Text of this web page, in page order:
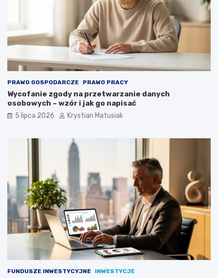
PRAWO GOSPODARCZE PRAWO PRACY
Wycofanie zgody na przetwarzanie danych
osobowych – wzór i jak go napisać
5 lipca 2026 Krystian Matusiak
FUNDUSZE INWESTYCYJNE INWESTYCJE